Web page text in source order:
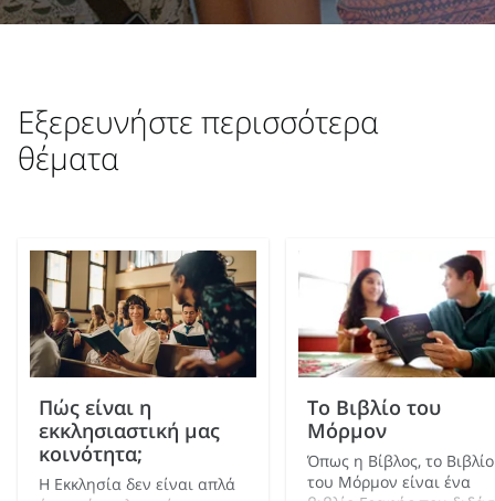
Εξερευνήστε περισσότερα
θέματα
Πώς είναι η
εκκλησιαστική μας
κοινότητα;
Η Εκκλησία δεν είναι απλά
Το Βιβλίο του
Μόρμον
Όπως η Βίβλος, το Βιβλίο
του Μόρμον είναι ένα